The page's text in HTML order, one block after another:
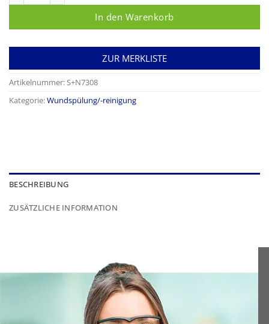
In den Warenkorb
ZUR MERKLISTE
Artikelnummer:S+N7308
Kategorie:Wundspülung/-reinigung
BESCHREIBUNG
ZUSÄTZLICHE INFORMATION